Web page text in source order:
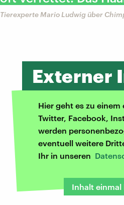
Tierexperte Mario Ludwig über
Externer
Hier geht es zu
Twitter, Facebook,
werden
eventuell weitere
Ihr in unseren
Inhalt einmal